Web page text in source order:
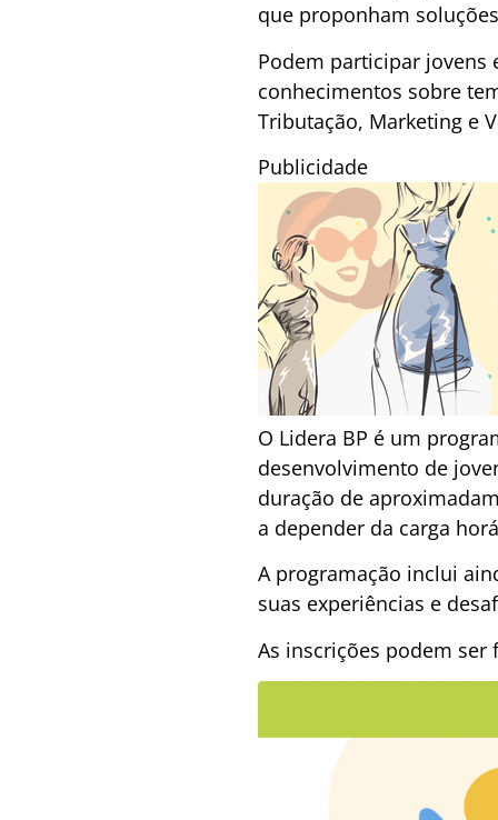
que proponham
Podem participar jovens
conhecimentos sobre
Tributação, Marketing e
Publicidade
O Lidera BP é um
desenvolvimento de
duração de
a depender da carga
A programação inclui
suas experiências e
As inscrições podem ser